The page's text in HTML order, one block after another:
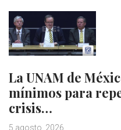
La UNAM de
mínimos para
crisis…
5 agosto, 2026